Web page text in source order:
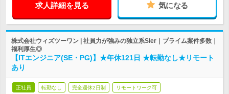
求人詳細を見る 気になる
株式会社ウィズツーワン | 社員力が強みの独立系SIer｜プライム案件多数｜
福利厚生◎
【ITエンジニア(SE・PG)】★年休121日 ★転勤なし★リモート
あり
正社員 転勤なし 完全週休2日制 リモートワーク可